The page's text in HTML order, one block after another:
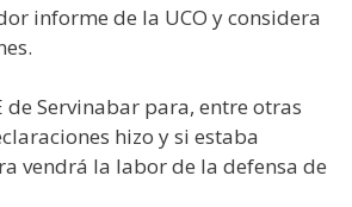
informe de la UCO y considera
Servinabar para, entre otras
hizo y si estaba
vendrá la labor de la defensa de